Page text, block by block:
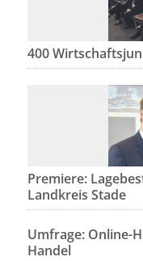
400
Premiere:
Landkreis Stade
Umfrage: Online-
Handel